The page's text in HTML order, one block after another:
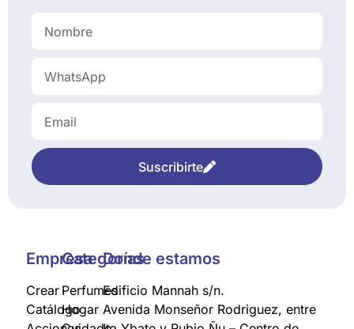
Suscribirte
Empresa
Crear
Catálogo
Categorías
Perfumes
Hogar
Donde estamos
Edificio Mannah s/n.
Avenida Monseñor Rodriguez, entre